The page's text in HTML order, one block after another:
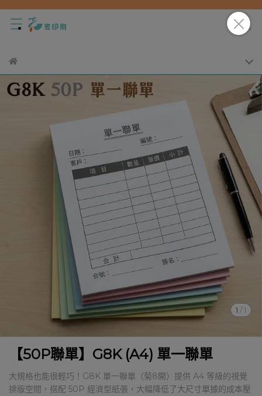
1 /1
【50P聯單】G8K (A4) 單一聯單
大規格也能很輕巧！G8K 單一聯單（菊8開）提供 A4 等級的視覺
排版空間，搭配 50P 經濟型紙張，大幅降低了大尺寸單據的成本壓